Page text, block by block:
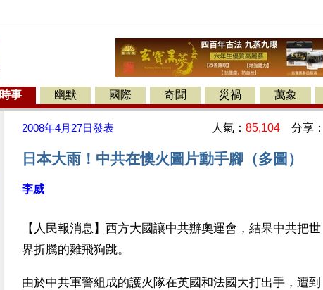
時事 幽默 國際 奇聞 災禍 萬象
2008年4月27日發表 人氣： 85,104 分享：
日本大雨！中共在懊火圖片動手腳（多圖）
李威
【人民報消息】西方大國讓中共辦奧運會，結果中共把世
界折騰的雞飛狗跳。
由於中共軍警組成的護火隊在英國和法國大打出手，遭到